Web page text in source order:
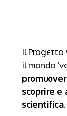
Il Progetto
il mondo
scoprire e
scientifica.